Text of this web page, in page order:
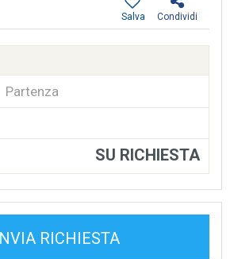
Condividi
Salva
Partenza
SU RICHIESTA
INVIA RICHIESTA